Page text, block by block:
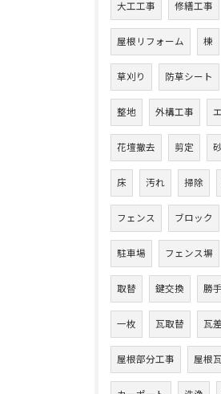
大工工事 修繕工事
屋根リフォーム 棟
草刈り 防草シート
整地 外構工事
花壇撤去 剪定
床 汚れ 掃除
フェンス ブロック
駐車場 フェンス塀
取替 鍵交換 勝
一枚 瓦取替 瓦
屋根部分工事 屋根